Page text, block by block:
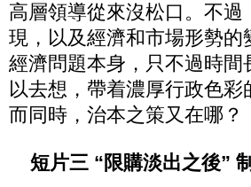
高層領導從來沒松口。不
現，以及經濟和市場形勢
經濟問題本身，只不過時
以去想，帶着濃厚行政色彩
而同時，治本之策又在哪？
短片三 “限購淡出之後”